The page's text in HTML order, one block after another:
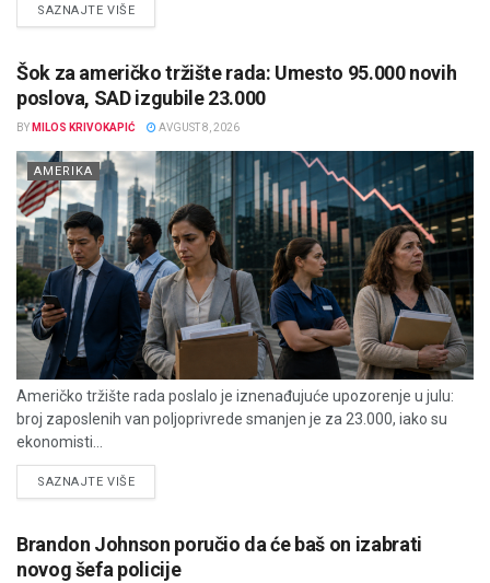
SAZNAJTE VIŠEDETAILS
Šok za američko tržište rada: Umesto 95.000 novih
poslova, SAD izgubile 23.000
BY MILOS KRIVOKAPIĆ AVGUST 8, 2026
AMERIKA
Američko tržište rada poslalo je iznenađujuće upozorenje u julu:
broj zaposlenih van poljoprivrede smanjen je za 23.000, iako su
ekonomisti...
SAZNAJTE VIŠEDETAILS
Brandon Johnson poručio da će baš on izabrati
novog šefa policije